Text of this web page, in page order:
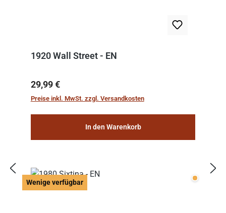
1920 Wall Street - EN
Regulärer Preis:
29,99 €
Preise inkl. MwSt. zzgl. Versandkosten
In den Warenkorb
Wenige verfügbar Wenige